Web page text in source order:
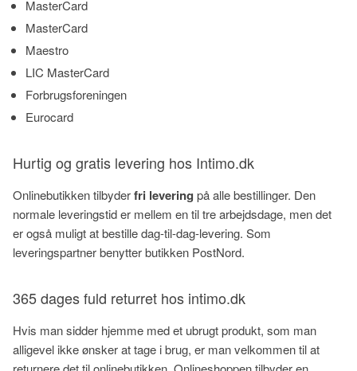
MasterCard
MasterCard
Maestro
LIC MasterCard
Forbrugsforeningen
Eurocard
Hurtig og gratis levering hos Intimo.dk
Onlinebutikken tilbyderfri levering på alle bestillinger. Den
normale leveringstid er mellem en til tre arbejdsdage, men det
er også muligt at bestille dag-til-dag-levering. Som
leveringspartner benytter butikken PostNord.
365 dages fuld returret hos intimo.dk
Hvis man sidder hjemme med et ubrugt produkt, som man
alligevel ikke ønsker at tage i brug, er man velkommen til at